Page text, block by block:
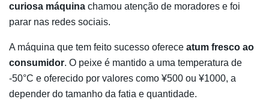
curiosa máquina chamou atenção de moradores e foi
parar nas redes sociais.
A máquina que tem feito sucesso oferece atum fresco ao
consumidor. O peixe é mantido a uma temperatura de
-50°C e oferecido por valores como ¥500 ou ¥1000, a
depender do tamanho da fatia e quantidade.